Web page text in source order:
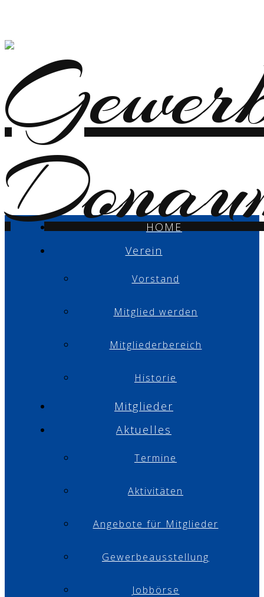
HOME
Verein
Vorstand
Mitglied werden
Mitgliederbereich
Historie
Mitglieder
Aktuelles
Termine
Aktivitäten
Angebote für Mitglieder
Gewerbeausstellung
Jobbörse